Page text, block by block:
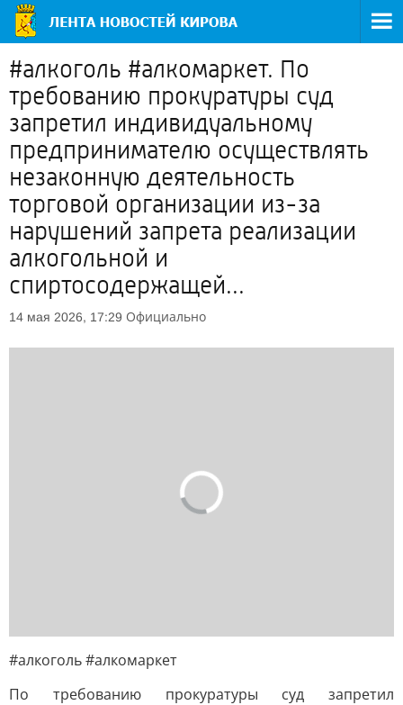
#алкоголь #алкомаркет. По
требованию прокуратуры суд
запретил индивидуальному
предпринимателю осуществлять
незаконную деятельность
торговой организации из-за
нарушений запрета реализации
алкогольной и
спиртосодержащей...
14 мая 2026, 17:29 Официально
#алкоголь #алкомаркет
По требованию прокуратуры суд запретил